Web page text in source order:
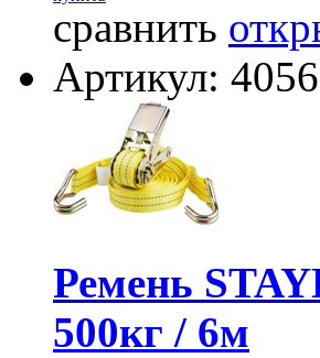
сравнить
Артикул:
Ремень
500кг / 6м